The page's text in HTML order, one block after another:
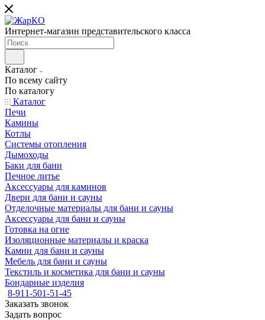
Интернет-магазин представительского класса
Каталог
По всему сайту
По каталогу
Каталог
Печи
Камины
Котлы
Системы отопления
Дымоходы
Баки для бани
Печное литье
Аксессуары для каминов
Двери для бани и сауны
Отделочные материалы для бани и сауны
Аксессуары для бани и сауны
Готовка на огне
Изоляционные материалы и краска
Камни для бани и сауны
Мебель для бани и сауны
Текстиль и косметика для бани и сауны
Бондарные изделия
8-911-501-51-45
Заказать звонок
Задать вопрос